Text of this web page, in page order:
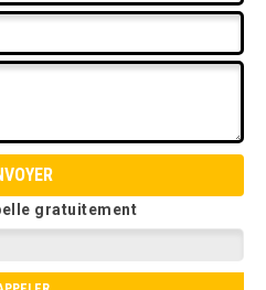
gratuitement